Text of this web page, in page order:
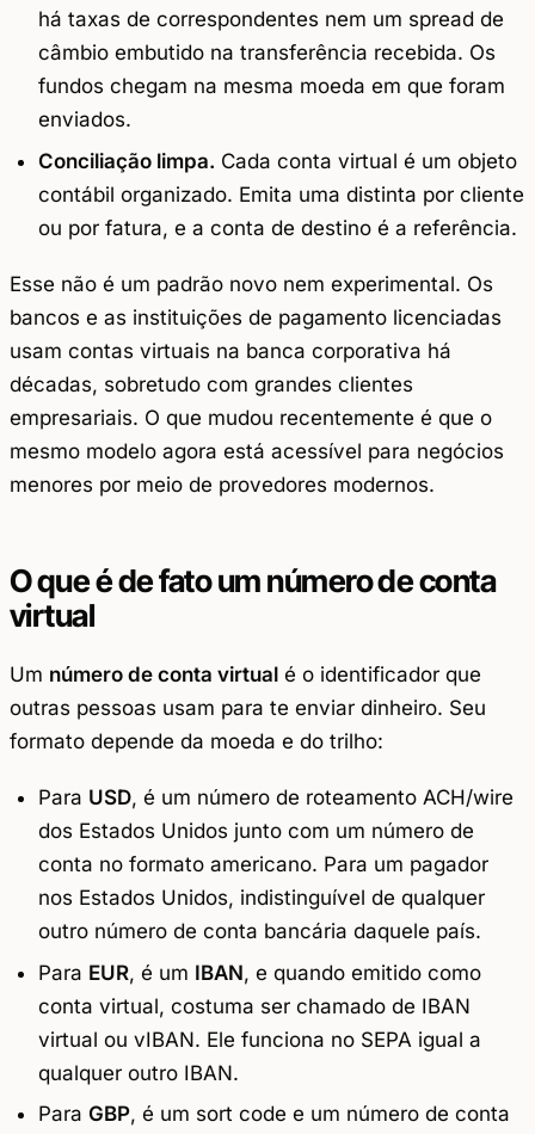
há taxas de correspondentes nem um spread de
câmbio embutido na transferência recebida. Os
fundos chegam na mesma moeda em que foram
enviados.
Conciliação limpa. Cada conta virtual é um objeto
contábil organizado. Emita uma distinta por cliente
ou por fatura, e a conta de destino é a referência.
Esse não é um padrão novo nem experimental. Os
bancos e as instituições de pagamento licenciadas
usam contas virtuais na banca corporativa há
décadas, sobretudo com grandes clientes
empresariais. O que mudou recentemente é que o
mesmo modelo agora está acessível para negócios
menores por meio de provedores modernos.
O que é de fato um número de conta
virtual
Um número de conta virtual é o identificador que
outras pessoas usam para te enviar dinheiro. Seu
formato depende da moeda e do trilho:
Para USD, é um número de roteamento ACH/wire
dos Estados Unidos junto com um número de
conta no formato americano. Para um pagador
nos Estados Unidos, indistinguível de qualquer
outro número de conta bancária daquele país.
Para EUR, é um IBAN, e quando emitido como
conta virtual, costuma ser chamado de IBAN
virtual ou vIBAN. Ele funciona no SEPA igual a
qualquer outro IBAN.
Para GBP, é um sort code e um número de conta